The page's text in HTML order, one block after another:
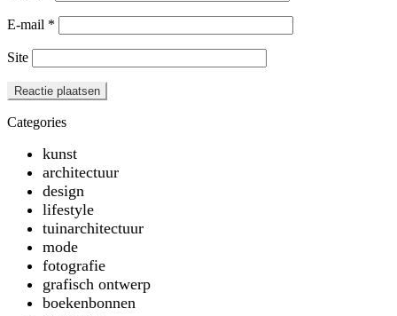
E-mail *
Site
Categories
kunst
architectuur
design
lifestyle
tuinarchitectuur
mode
fotografie
grafisch ontwerp
boekenbonnen